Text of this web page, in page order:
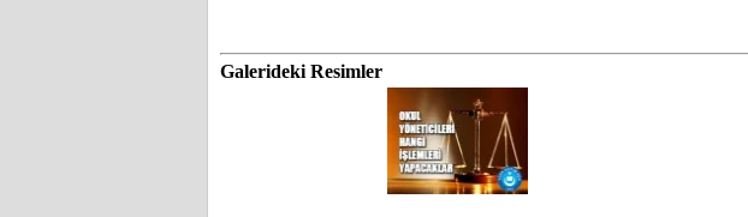
Galerideki Resimler